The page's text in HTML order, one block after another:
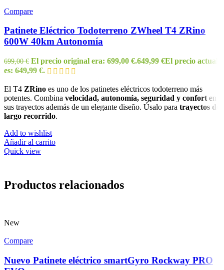
Compare
Patinete Eléctrico Todoterreno ZWheel T4 ZRino
600W 40km Autonomía
699,00€ El precio original era: 699,00 €.649,99 €El precio actual
es: 649,99 €.
El T4 ZRino es uno de los patinetes eléctricos todoterreno más
potentes. Combina velocidad, autonomía, seguridad y confort en
sus trayectos además de un elegante diseño. Úsalo para trayectos de
largo recorrido.
Add to wishlist
Añadir al carrito
Quick view
Productos relacionados
New
Compare
Nuevo Patinete eléctrico smartGyro Rockway PRO